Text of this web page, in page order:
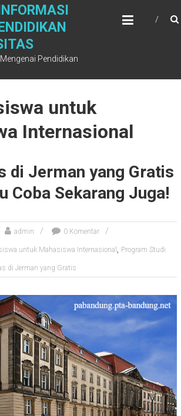
Pendidikan
untuk
Internasional
di Jerman yang Gratis
Coba Sekarang Juga!
admin 0 Komentar
untuk Mahasiswa Internasional , Program Studi
di Jerman yang Gratis